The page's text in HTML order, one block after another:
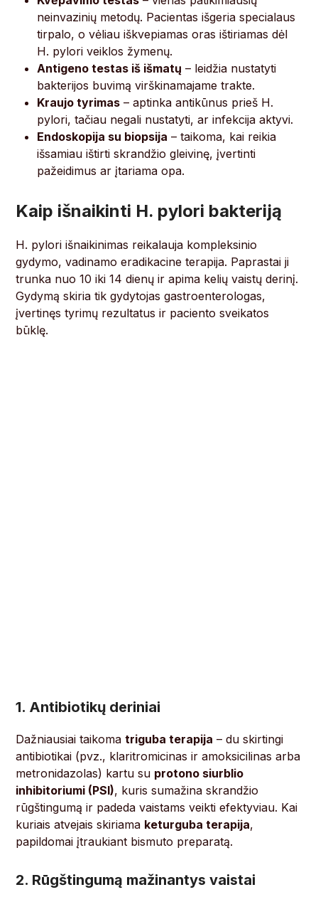
neinvazinių metodų. Pacientas išgeria specialaus
tirpalo, o vėliau iškvepiamas oras ištiriamas dėl
H. pylori veiklos žymenų.
Antigeno testas iš išmatų – leidžia nustatyti
bakterijos buvimą virškinamajame trakte.
Kraujo tyrimas – aptinka antikūnus prieš H.
pylori, tačiau negali nustatyti, ar infekcija aktyvi.
Endoskopija su biopsija – taikoma, kai reikia
išsamiau ištirti skrandžio gleivinę, įvertinti
pažeidimus ar įtariama opa.
Kaip išnaikinti H. pylori bakteriją
H. pylori išnaikinimas reikalauja kompleksinio
gydymo, vadinamo eradikacine terapija. Paprastai ji
trunka nuo 10 iki 14 dienų ir apima kelių vaistų derinį.
Gydymą skiria tik gydytojas gastroenterologas,
įvertinęs tyrimų rezultatus ir paciento sveikatos
būklę.
1. Antibiotikų deriniai
Dažniausiai taikomatriguba terapija – du skirtingi
antibiotikai (pvz., klaritromicinas ir amoksicilinas arba
metronidazolas) kartu su protono siurblio
inhibitoriumi (PSI), kuris sumažina skrandžio
rūgštingumą ir padeda vaistams veikti efektyviau. Kai
kuriais atvejais skiriama keturguba terapija,
papildomai įtraukiant bismuto preparatą.
2. Rūgštingumą mažinantys vaistai